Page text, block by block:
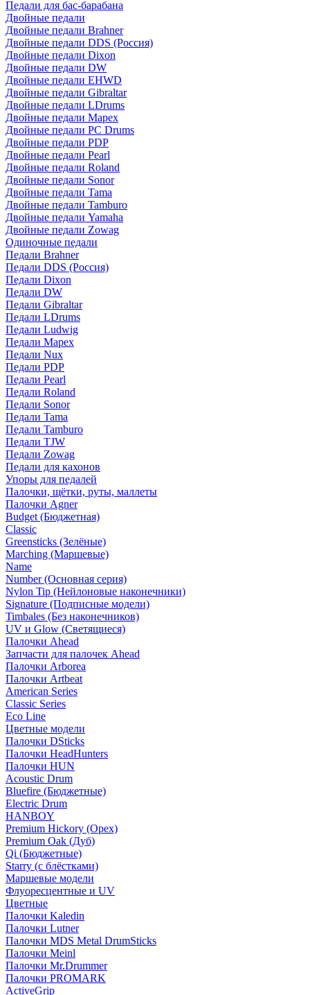
Педали для бас-барабана
Двойные педали
Двойные педали Brahner
Двойные педали DDS (Россия)
Двойные педали Dixon
Двойные педали DW
Двойные педали EHWD
Двойные педали Gibraltar
Двойные педали LDrums
Двойные педали Mapex
Двойные педали PC Drums
Двойные педали PDP
Двойные педали Pearl
Двойные педали Roland
Двойные педали Sonor
Двойные педали Tama
Двойные педали Tamburo
Двойные педали Yamaha
Двойные педали Zowag
Одиночные педали
Педали Brahner
Педали DDS (Россия)
Педали Dixon
Педали DW
Педали Gibraltar
Педали LDrums
Педали Ludwig
Педали Mapex
Педали Nux
Педали PDP
Педали Pearl
Педали Roland
Педали Sonor
Педали Tama
Педали Tamburo
Педали TJW
Педали Zowag
Педали для кахонов
Упоры для педалей
Палочки, щётки, руты, маллеты
Палочки Agner
Budget (Бюджетная)
Classic
Greensticks (Зелёные)
Marching (Маршевые)
Name
Number (Основная серия)
Nylon Tip (Нейлоновые наконечники)
Signature (Подписные модели)
Timbales (Без наконечников)
UV и Glow (Светящиеся)
Палочки Ahead
Запчасти для палочек Ahead
Палочки Arborea
Палочки Artbeat
American Series
Classic Series
Eco Line
Цветные модели
Палочки DSticks
Палочки HeadHunters
Палочки HUN
Acoustic Drum
Bluefire (Бюджетные)
Electric Drum
HANBOY
Premium Hickory (Орех)
Premium Oak (Дуб)
Qi (Бюджетные)
Starry (с блёстками)
Маршевые модели
Флуоресцентные и UV
Цветные
Палочки Kaledin
Палочки Lutner
Палочки MDS Metal DrumSticks
Палочки Meinl
Палочки Mr.Drummer
Палочки PROMARK
ActiveGrip